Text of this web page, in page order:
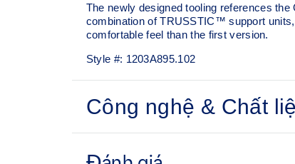
The newly designed tooling references
combination of TRUSSTIC™ support
comfortable feel than the first version.
Style #: 1203A895.102
Công nghệ & Chất